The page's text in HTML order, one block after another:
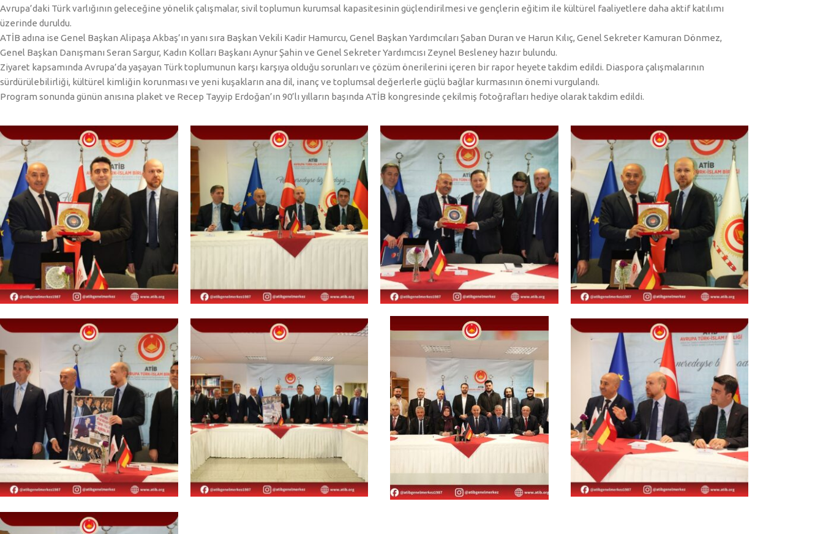
Avrupa’daki Türk varlığının geleceğine yönelik çalışmalar, sivil toplumun kurumsal kapasitesinin güçlendirilmesi ve gençlerin eğitim ile kültürel faaliyetlere daha aktif katılımı
üzerinde duruldu.
ATİB adına ise Genel Başkan Alipaşa Akbaş’ın yanı sıra Başkan Vekili Kadir Hamurcu, Genel Başkan Yardımcıları Şaban Duran ve Harun Kılıç, Genel Sekreter Kamuran Dönmez,
Genel Başkan Danışmanı Seran Sargur, Kadın Kolları Başkanı Aynur Şahin ve Genel Sekreter Yardımcısı Zeynel Besleney hazır bulundu.
Ziyaret kapsamında Avrupa’da yaşayan Türk toplumunun karşı karşıya olduğu sorunları ve çözüm önerilerini içeren bir rapor heyete takdim edildi. Diaspora çalışmalarının
sürdürülebilirliği, kültürel kimliğin korunması ve yeni kuşakların ana dil, inanç ve toplumsal değerlerle güçlü bağlar kurmasının önemi vurgulandı.
Program sonunda günün anısına plaket ve Recep Tayyip Erdoğan’ın 90’lı yılların başında ATİB kongresinde çekilmiş fotoğrafları hediye olarak takdim edildi.